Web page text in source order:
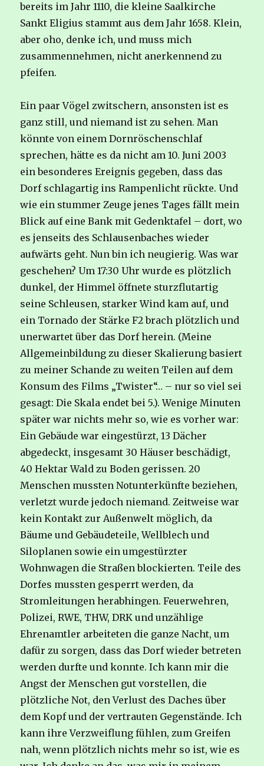
bereits im Jahr 1110, die kleine Saalkirche
Sankt Eligius stammt aus dem Jahr 1658. Klein,
aber oho, denke ich, und muss mich
zusammennehmen, nicht anerkennend zu
pfeifen.
Ein paar Vögel zwitschern, ansonsten ist es
ganz still, und niemand ist zu sehen. Man
könnte von einem Dornröschenschlaf
sprechen, hätte es da nicht am 10. Juni 2003
ein besonderes Ereignis gegeben, dass das
Dorf schlagartig ins Rampenlicht rückte. Und
wie ein stummer Zeuge jenes Tages fällt mein
Blick auf eine Bank mit Gedenktafel – dort, wo
es jenseits des Schlausenbaches wieder
aufwärts geht. Nun bin ich neugierig. Was war
geschehen? Um 17:30 Uhr wurde es plötzlich
dunkel, der Himmel öffnete sturzflutartig
seine Schleusen, starker Wind kam auf, und
ein Tornado der Stärke F2 brach plötzlich und
unerwartet über das Dorf herein. (Meine
Allgemeinbildung zu dieser Skalierung basiert
zu meiner Schande zu weiten Teilen auf dem
Konsum des Films „Twister“… – nur so viel sei
gesagt: Die Skala endet bei 5.). Wenige Minuten
später war nichts mehr so, wie es vorher war:
Ein Gebäude war eingestürzt, 13 Dächer
abgedeckt, insgesamt 30 Häuser beschädigt,
40 Hektar Wald zu Boden gerissen. 20
Menschen mussten Notunterkünfte beziehen,
verletzt wurde jedoch niemand. Zeitweise war
kein Kontakt zur Außenwelt möglich, da
Bäume und Gebäudeteile, Wellblech und
Siloplanen sowie ein umgestürzter
Wohnwagen die Straßen blockierten. Teile des
Dorfes mussten gesperrt werden, da
Stromleitungen herabhingen. Feuerwehren,
Polizei, RWE, THW, DRK und unzählige
Ehrenamtler arbeiteten die ganze Nacht, um
dafür zu sorgen, dass das Dorf wieder betreten
werden durfte und konnte. Ich kann mir die
Angst der Menschen gut vorstellen, die
plötzliche Not, den Verlust des Daches über
dem Kopf und der vertrauten Gegenstände. Ich
kann ihre Verzweiflung fühlen, zum Greifen
nah, wenn plötzlich nichts mehr so ist, wie es